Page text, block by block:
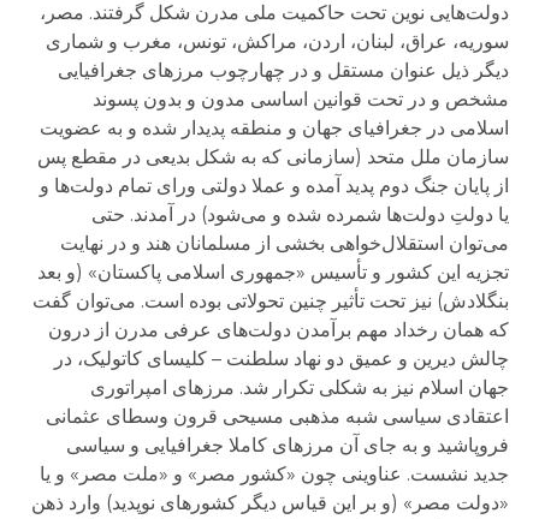
دولت‌هایی نوین تحت حاکمیت ملی مدرن شکل گرفتند. مصر،
سوریه، عراق، لبنان، اردن، مراکش، تونس، مغرب و شماری
دیگر ذیل عنوان مستقل و در چهارچوب مرزهای جغرافیایی
مشخص و در تحت قوانین اساسی مدون و بدون پسوند
اسلامی در جغرافیای جهان و منطقه پدیدار شده و به عضویت
سازمان ملل متحد (سازمانی که به شکل بدیعی در مقطع پس
از پایان جنگ دوم پدید آمده و عملا دولتی ورای تمام دولت‌ها و
یا دولتِ دولت‌ها شمرده شده و می‌شود) در آمدند. حتی
می‌توان استقلال‌خواهی بخشی از مسلمانان هند و در نهایت
تجزیه این کشور و تأسیس «جمهوری اسلامی پاکستان» (و بعد
بنگلادش) نیز تحت تأثیر چنین تحولاتی بوده است. می‌توان گفت
که همان رخداد مهم برآمدن دولت‌های عرفی مدرن از درون
چالش دیرین و عمیق دو نهاد سلطنت – کلیسای کاتولیک، در
جهان اسلام نیز به شکلی تکرار شد. مرزهای امپراتوری
اعتقادی سیاسی شبه مذهبی مسیحی قرون وسطای عثمانی
فروپاشید و به جای آن مرزهای کاملا جغرافیایی و سیاسی
جدید نشست. عناوینی چون «کشور مصر» و «ملت مصر» و یا
«دولت مصر» (و بر این قیاس دیگر کشورهای نوپدید) وارد ذهن